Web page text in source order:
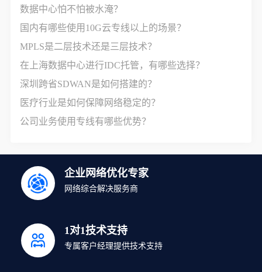
数据中心怕不怕被水淹？
国内有哪些使用10G云专线以上的场景？
MPLS是二层技术还是三层技术？
在上海数据中心进行IDC托管，有哪些选择？
深圳跨省SDWAN是如何搭建的？
医疗行业是如何保障网络稳定的？
公司业务使用专线有哪些优势？
企业网络优化专家
网络综合解决服务商
1对1技术支持
专属客户经理提供技术支持